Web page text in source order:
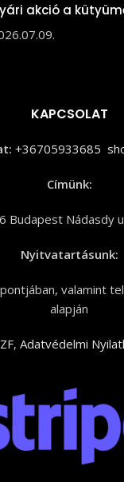
akció a
KAPCSOLAT
+36705933685
Címünk:
Budapest Nádasdy
Nyitvatartásunk:
valamint
alapján
, Adatvédelmi